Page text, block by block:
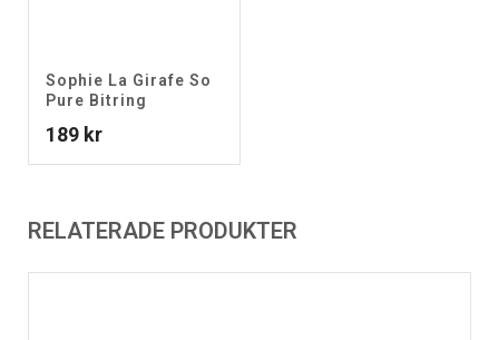
Sophie La Girafe So
Pure Bitring
189 kr
RELATERADE PRODUKTER